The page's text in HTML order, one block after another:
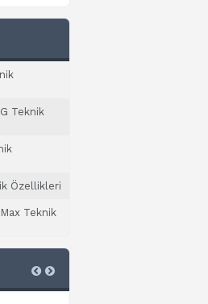
Teknik
Özellikleri
Teknik